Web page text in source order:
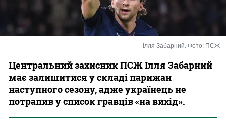
Ілля Забарний. Фото: ПСЖ
Центральний захисник ПСЖ Ілля Забарний
має залишитися у складі парижан
наступного сезону, адже українець не
потрапив у список гравців «на вихід».